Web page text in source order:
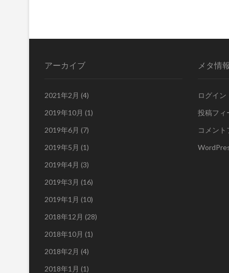
アーカイブ
2021年2月 (4)
2019年10月 (1)
2019年6月 (7)
2019年5月 (1)
2019年4月 (3)
2019年3月 (16)
2019年1月 (10)
2018年12月 (28)
2018年10月 (1)
2018年2月 (4)
2018年1月 (1)
メタ情報
ログイン
投稿フィ
コメント